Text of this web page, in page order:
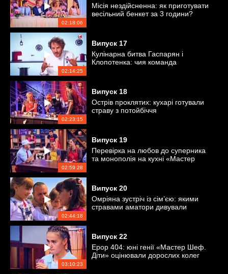
02:18:06
Місія нездійсненна: як приготувати
весільний бенкет за 3 години?
02:14:25
Випуск 17
Кулінарна битва Гаспарян і
Клопотенка: чия команда
02:23:15
Випуск 18
Острів проклятих: кухарі готували
страву з потойбіччя
02:59:28
Випуск 19
Перевірка на любов до суперника
та монополія на кухні «Мастер
02:44:18
Випуск 20
Омріяна зустріч із сім’єю: якими
стравами аматори дивували
03:10:23
Випуск 22
Ерор 404: юні генії «Мастер Шеф.
Діти» оцінювали дорослих колег